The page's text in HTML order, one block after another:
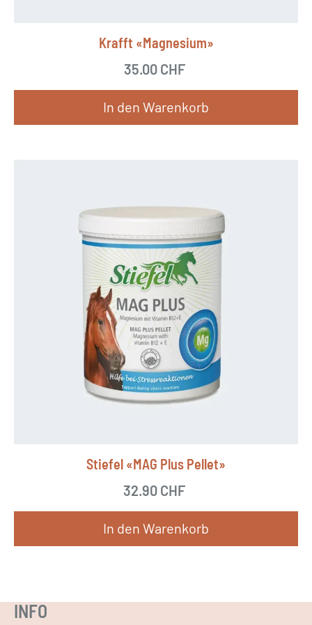
s
t
m
e
e
V
a
r
i
a
n
t
e
n
f
.
D
i
e
Krafft «Magnesium»
35.00 CHF
In den Warenkorb
Stiefel «MAG Plus Pellet»
32.90 CHF
In den Warenkorb
INFO